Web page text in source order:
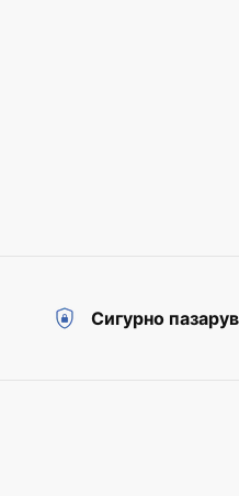
Сигурно